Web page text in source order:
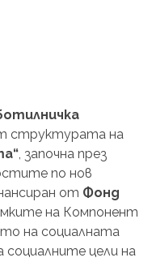
структурата на
, започна през
по нов
от Фонд
на Компонент
на социалната
социалните цели на